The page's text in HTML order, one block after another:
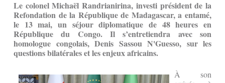
Le colonel Michaël Randrianirina, investi président de la
Refondation de la République de Madagascar, a entamé,
le 13 mai, un séjour diplomatique de 48 heures en
République du Congo. Il s’entretiendra avec son
homologue congolais, Denis Sassou N'Guesso, sur les
questions bilatérales et les enjeux africains.
À son